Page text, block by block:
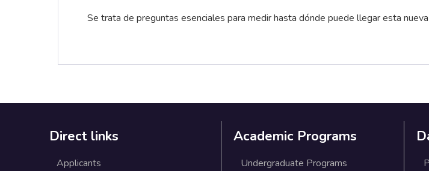
Se trata de preguntas esenciales para medir hasta dónde puede llegar esta
Direct links
Applicants
Academic Programs
Undergraduate Programs